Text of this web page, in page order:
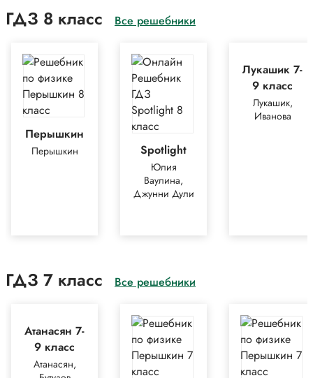
ГДЗ 8 класс Все решебники
Перышкин
Перышкин Spotlight
Юлия
Ваулина,
Джунни Дули
Лукашик 7-
9 класс
Лукашик,
Иванова
ГДЗ 7 класс Все решебники
Атанасян 7-
9 класс
Атанасян,